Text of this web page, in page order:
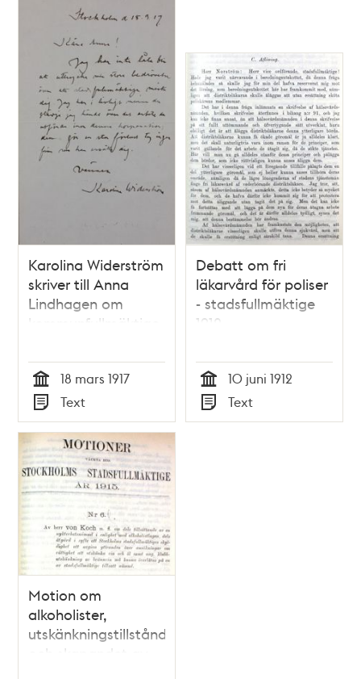
Karolina Widerström
skriver till Anna
Lindhagen om
kommunfullmäktige
Tid
18 mars 1917
Typ
Text
Debatt om fri
läkarvård för poliser
- stadsfullmäktige
1912
Tid
10 juni 1912
Typ
Text
Motion om
alkoholister,
utskänkningstillstånd
och skapandet av